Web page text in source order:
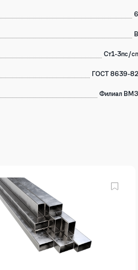
6
В
Ст1-3пс/сп
ГОСТ 8639-82
Филиал ВМЗ